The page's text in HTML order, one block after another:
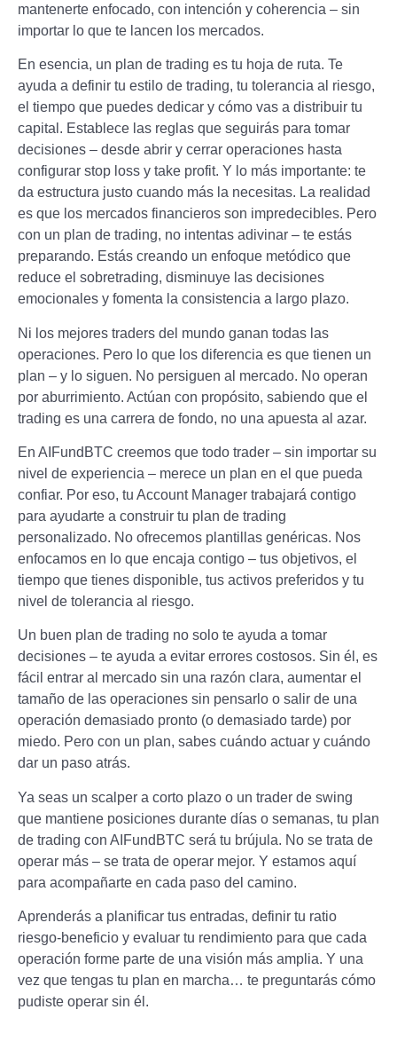
mantenerte enfocado, con intención y coherencia – sin
importar lo que te lancen los mercados.
En esencia, un plan de trading es tu hoja de ruta. Te
ayuda a definir tu estilo de trading, tu tolerancia al riesgo,
el tiempo que puedes dedicar y cómo vas a distribuir tu
capital. Establece las reglas que seguirás para tomar
decisiones – desde abrir y cerrar operaciones hasta
configurar stop loss y take profit. Y lo más importante: te
da estructura justo cuando más la necesitas. La realidad
es que los mercados financieros son impredecibles. Pero
con un plan de trading, no intentas adivinar – te estás
preparando. Estás creando un enfoque metódico que
reduce el sobretrading, disminuye las decisiones
emocionales y fomenta la consistencia a largo plazo.
Ni los mejores traders del mundo ganan todas las
operaciones. Pero lo que los diferencia es que tienen un
plan – y lo siguen. No persiguen al mercado. No operan
por aburrimiento. Actúan con propósito, sabiendo que el
trading es una carrera de fondo, no una apuesta al azar.
En AIFundBTC creemos que todo trader – sin importar su
nivel de experiencia – merece un plan en el que pueda
confiar. Por eso, tu Account Manager trabajará contigo
para ayudarte a construir tu plan de trading
personalizado. No ofrecemos plantillas genéricas. Nos
enfocamos en lo que encaja contigo – tus objetivos, el
tiempo que tienes disponible, tus activos preferidos y tu
nivel de tolerancia al riesgo.
Un buen plan de trading no solo te ayuda a tomar
decisiones – te ayuda a evitar errores costosos. Sin él, es
fácil entrar al mercado sin una razón clara, aumentar el
tamaño de las operaciones sin pensarlo o salir de una
operación demasiado pronto (o demasiado tarde) por
miedo. Pero con un plan, sabes cuándo actuar y cuándo
dar un paso atrás.
Ya seas un scalper a corto plazo o un trader de swing
que mantiene posiciones durante días o semanas, tu plan
de trading con AIFundBTC será tu brújula. No se trata de
operar más – se trata de operar mejor. Y estamos aquí
para acompañarte en cada paso del camino.
Aprenderás a planificar tus entradas, definir tu ratio
riesgo-beneficio y evaluar tu rendimiento para que cada
operación forme parte de una visión más amplia. Y una
vez que tengas tu plan en marcha… te preguntarás cómo
pudiste operar sin él.